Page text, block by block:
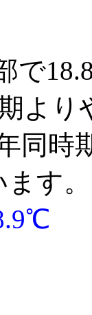
で
より
同
す。